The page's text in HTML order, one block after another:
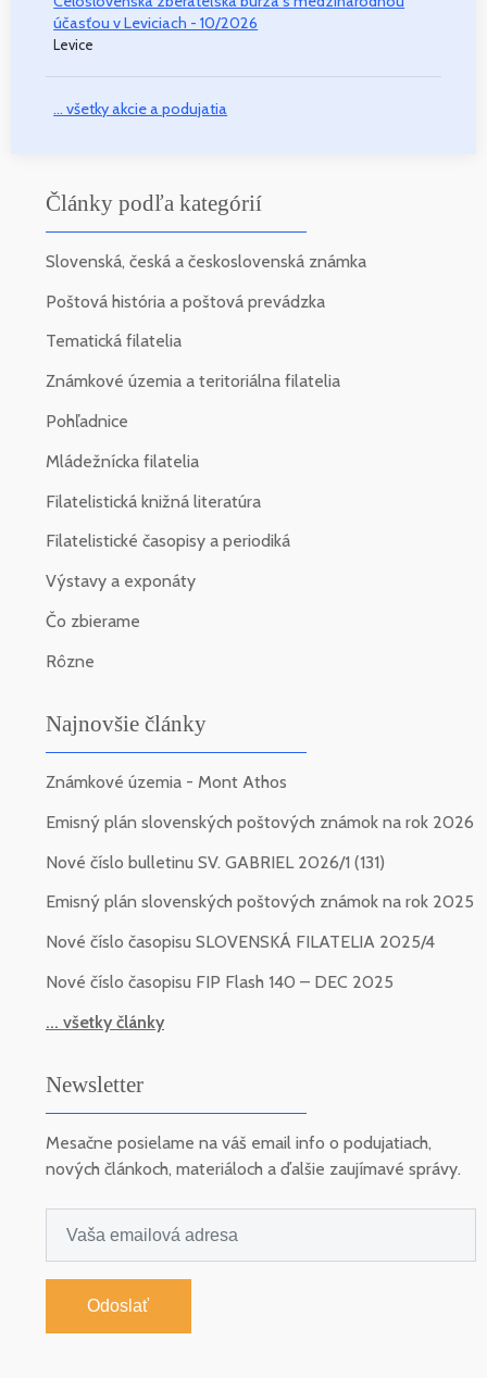
účasťou v Leviciach - 10/2026
Levice
... všetky akcie a podujatia
Články podľa kategórií
Slovenská, česká a československá známka
Poštová história a poštová prevádzka
Tematická filatelia
Známkové územia a teritoriálna filatelia
Pohľadnice
Mládežnícka filatelia
Filatelistická knižná literatúra
Filatelistické časopisy a periodiká
Výstavy a exponáty
Čo zbierame
Rôzne
Najnovšie články
Známkové územia - Mont Athos
Emisný plán slovenských poštových známok na rok 2026
Nové číslo bulletinu SV. GABRIEL 2026/1 (131)
Emisný plán slovenských poštových známok na rok 2025
Nové číslo časopisu SLOVENSKÁ FILATELIA 2025/4
Nové číslo časopisu FIP Flash 140 – DEC 2025
... všetky články
Newsletter
Mesačne posielame na váš email info o podujatiach,
nových článkoch, materiáloch a ďalšie zaujímavé správy.
Odoslať